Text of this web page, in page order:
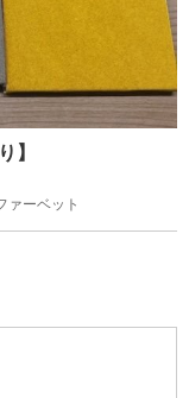
】
ァーベット